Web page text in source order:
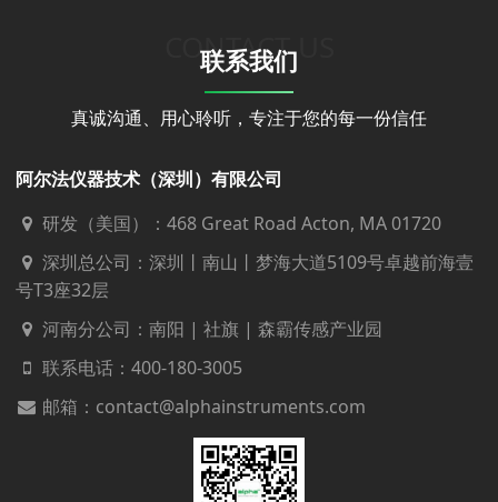
联系我们
CONTACT US
真诚沟通、用心聆听，专注于您的每一份信任
阿尔法仪器技术（深圳）有限公司
研发（美国）：468 Great Road Acton, MA 01720
深圳总公司：深圳丨南山丨梦海大道5109号卓越前海壹
号T3座32层
河南分公司：南阳 | 社旗 | 森霸传感产业园
联系电话： 400-180-3005
邮箱：contact@alphainstruments.com